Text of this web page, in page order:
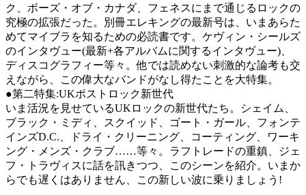
ク、ボーズ・オブ・カナダ、フェネスにまで通じるロックの
究極の拡張だった。別冊エレキングの最新号は、いまあらた
めてマイブラを知るための必読書です。ケヴィン・シールズ
のインタヴュー(最新+各アルバムに関するインタヴュー)、
ディスコグラフィー等々。他では読めない刺激的な論考も交
えながら、この偉大なバンドがなし得たことを大特集。
●第二特集:UKポストロック新世代
いま活況を見せているUKロックの新世代たち。シェイム、
ブラック・ミディ、スクイッド、ゴート・ガール、フォンテ
インズD.C.、ドライ・クリーニング、コーティング、ワーキ
ング・メンズ・クラブ……等々。ラフトレードの重鎮、ジェ
フ・トラヴィスに話を訊きつつ、このシーンを紹介。いまか
らでも遅くはありません、この新しい波に乗りましょう!